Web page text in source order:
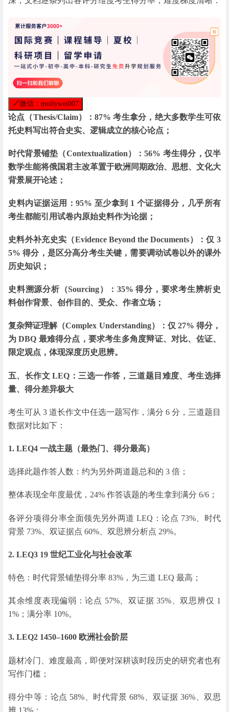
🔗微信：mollywei007
论点（Thesis/Claim）：87% 考生拿分，绝大多数学生可依
托史料写出符合史实、逻辑成立的核心论点；
时代背景铺垫（Contextualization）：56% 考生得分，仅半
数学生能将俄国君主改革置于欧洲同期政治、思想、文化大
背景展开论述；
史料内证据运用：95% 至少拿到 1 个证据得分，几乎所有
考生都能引用试卷内原始史料作为论据；
史料外补充史实（Evidence Beyond the Documents）：仅 3
5% 得分，是区分高分考生关键，需要调动试卷以外的课外
历史知识；
史料溯源分析（Sourcing）：35% 得分，要求考生辨析史
料创作背景、创作目的、受众、作者立场；
复杂辩证理解（Complex Understanding）：仅 27% 得分，
为 DBQ 最难得分点，要求考生多角度辩证、对比、佐证、
限定观点，体现深度历史思辨。
五、长作文 LEQ：三选一作答，三道题目难度、考生选择
量、得分差异极大
考生可从 3 道长作文中任选一题写作，满分 6 分，三道题目
数据对比如下：
1. LEQ4 一战主题（最热门、得分最高）
选择此题作答人数：约为另外两道题总和的 3 倍；
整体表现全年度最优，24% 作答该题的考生拿到满分 6/6；
各评分项得分率全面领先另外两道 LEQ：论点 73%、时代
背景 73%、双证据点 60%、双思辨分析点 29%。
2. LEQ3 19 世纪工业化与社会改革
特色：时代背景铺垫得分率 83%，为三道 LEQ 最高；
其余维度表现偏弱：论点 57%、双证据 35%、双思辨仅 1
1%；满分率 10%。
3. LEQ2 1450–1600 欧洲社会阶层
题材冷门、难度最高，即便对深耕该时段历史的研究者也有
写作门槛；
得分中等：论点 58%、时代背景 68%、双证据 36%、双思
辨 13%；